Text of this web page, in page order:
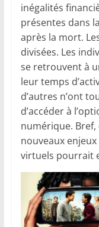
inégalités
présentes dans
après la mort.
divisées. Les
se retrouvent à
leur temps
d’autres n’ont
d’accéder à
numérique.
nouveaux
virtuels pourrait